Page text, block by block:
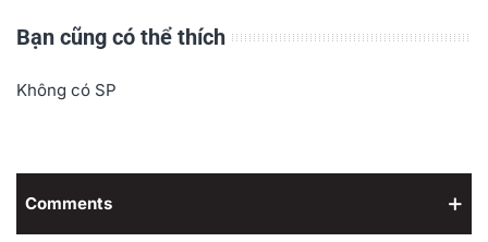
Bạn cũng có thể thích
Không có SP
Comments